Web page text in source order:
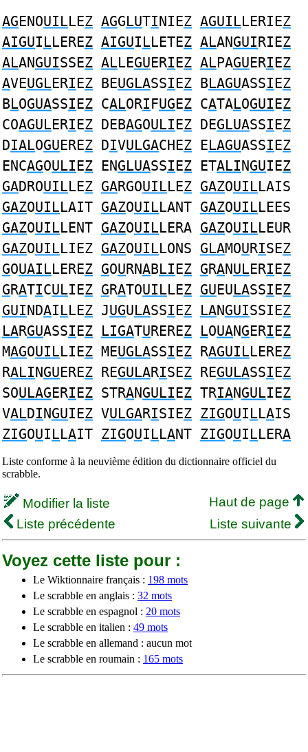
AGENOUILLEZ AGGLUTINIEZ AGUILLERIEZ
AIGUILLEREZ AIGUILLETEZ ALANGUIRIEZ
ALANGUISSEZ ALLEGUERIEZ ALPAGUERIEZ
AVEUGLERIEZ BEUGLASSIEZ BLAGUASSIEZ
BLOGUASSIEZ CALORIFUGEZ CATALOGUIEZ
COAGULERIEZ DEBAGOULIEZ DEGLUASSIEZ
DIALOGUEREZ DIVULGACHEZ ELAGUASSIEZ
ENCAGOULIEZ ENGLUASSIEZ ETALINGUIEZ
GADROUILLEZ GARGOUILLEZ GAZOUILLAIS
GAZOUILLAIT GAZOUILLANT GAZOUILLEES
GAZOUILLENT GAZOUILLERA GAZOUILLEUR
GAZOUILLIEZ GAZOUILLONS GLAMOURISEZ
GOUAILLEREZ GOURNABLIEZ GRANULERIEZ
GRATICULIEZ GRATOUILLEZ GUEULASSIEZ
GUINDAILLEZ JUGULASSIEZ LANGUISSIEZ
LARGUASSIEZ LIGATUREREZ LOUANGERIEZ
MAGOUILLIEZ MEUGLASSIEZ RAGUILLEREZ
RALINGUEREZ REGULARISEZ REGULASSIEZ
SOULAGERIEZ STRANGULIEZ TRIANGULIEZ
VALDINGUIEZ VULGARISIEZ ZIGOUILLAIS
ZIGOUILLAIT ZIGOUILLANT ZIGOUILLERA
Liste conforme à la neuvième édition du dictionnaire officiel du
scrabble.
Modifier la liste
Haut de page
Liste précédente
Liste suivante
Voyez cette liste pour :
Le Wiktionnaire français : 198 mots
Le scrabble en anglais : 32 mots
Le scrabble en espagnol : 20 mots
Le scrabble en italien : 49 mots
Le scrabble en allemand : aucun mot
Le scrabble en roumain : 165 mots